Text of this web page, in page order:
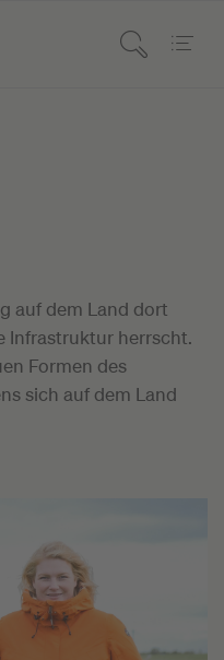
auf dem Land dort
Infrastruktur herrscht.
Formen des
sich auf dem Land